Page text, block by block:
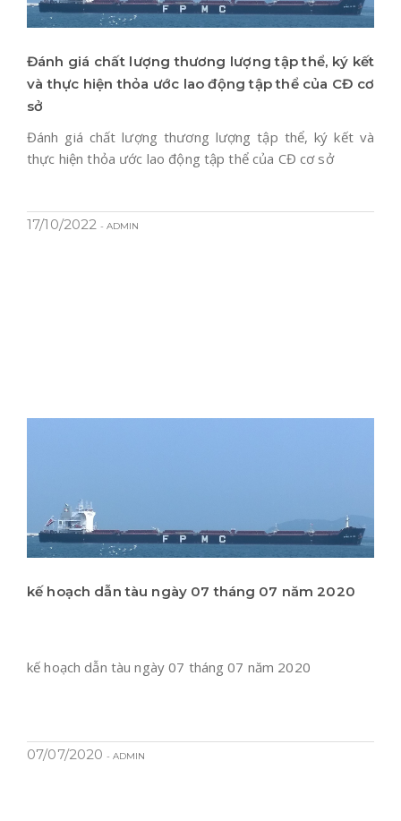
Đánh giá chất lượng thương lượng tập thể, ký kết
và thực hiện thỏa ước lao động tập thể của CĐ cơ
sở
Đánh giá chất lượng thương lượng tập thể, ký kết và
thực hiện thỏa ước lao động tập thể của CĐ cơ sở
17/10/2022 - ADMIN
kế hoạch dẫn tàu ngày 07 tháng 07 năm 2020
kế hoạch dẫn tàu ngày 07 tháng 07 năm 2020
07/07/2020 - ADMIN